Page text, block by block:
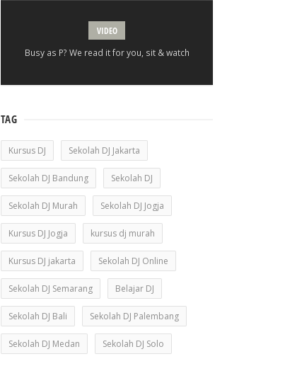
VIDEO
Busy as P? We read it for you, sit & watch
TAG
Kursus DJ Sekolah DJ Jakarta
Sekolah DJ Bandung Sekolah DJ
Sekolah DJ Murah Sekolah DJ Jogja
Kursus DJ Jogja kursus dj murah
Kursus DJ jakarta Sekolah DJ Online
Sekolah DJ Semarang Belajar DJ
Sekolah DJ Bali Sekolah DJ Palembang
Sekolah DJ Medan Sekolah DJ Solo